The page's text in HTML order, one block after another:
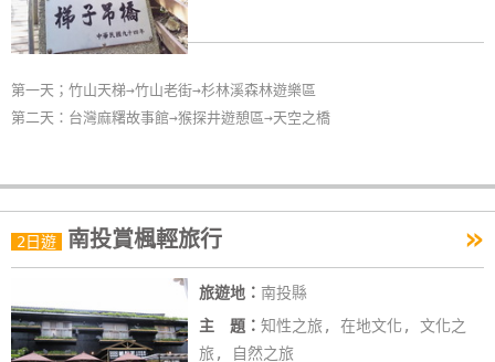
全
租
車
帶
玩
第一天；竹山天梯→竹山老街→杉林溪森林遊樂區
第二天：台灣麻糬故事館→猴探井遊憩區→天空之橋
2日遊 南投賞楓輕旅行 »
旅遊地： 南投縣
主 題： 知性之旅, 在地文化, 文化之
旅, 自然之旅